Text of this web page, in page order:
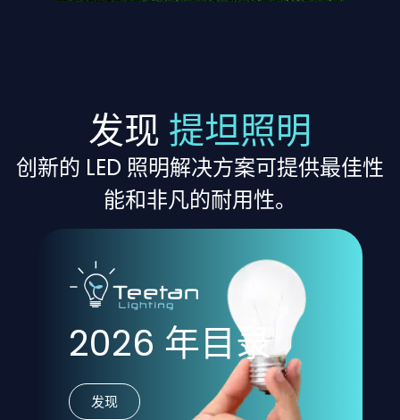
发现 提坦照明
创新的 LED 照明解决方案可提供最佳性
能和非凡的耐用性。
2026 年目录
发现